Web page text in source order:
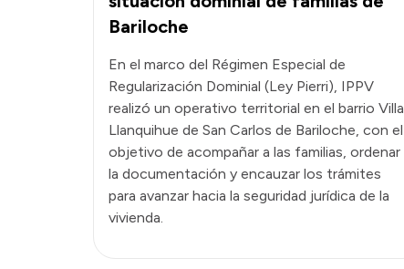
Bariloche
En el marco del Régimen Especial de
Regularización Dominial (Ley Pierri), IPPV
realizó un operativo territorial en el barrio Villa
Llanquihue de San Carlos de Bariloche, con el
objetivo de acompañar a las familias, ordenar
la documentación y encauzar los trámites
para avanzar hacia la seguridad jurídica de la
vivienda.